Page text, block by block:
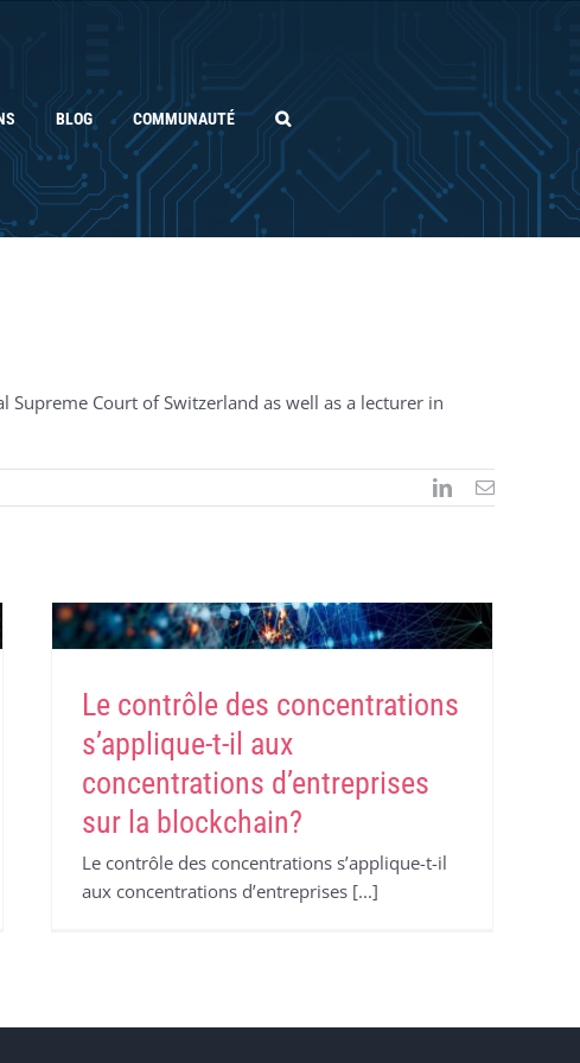
BLOG COMMUNAUTÉ
Court of Switzerland as well as a lecturer in
LinkedInEmail
Le contrôle des concentrations
s’applique-t-il aux
concentrations d’entreprises
sur la blockchain?
Le contrôle des concentrations s’applique-t-il
aux concentrations d’entreprises [...]